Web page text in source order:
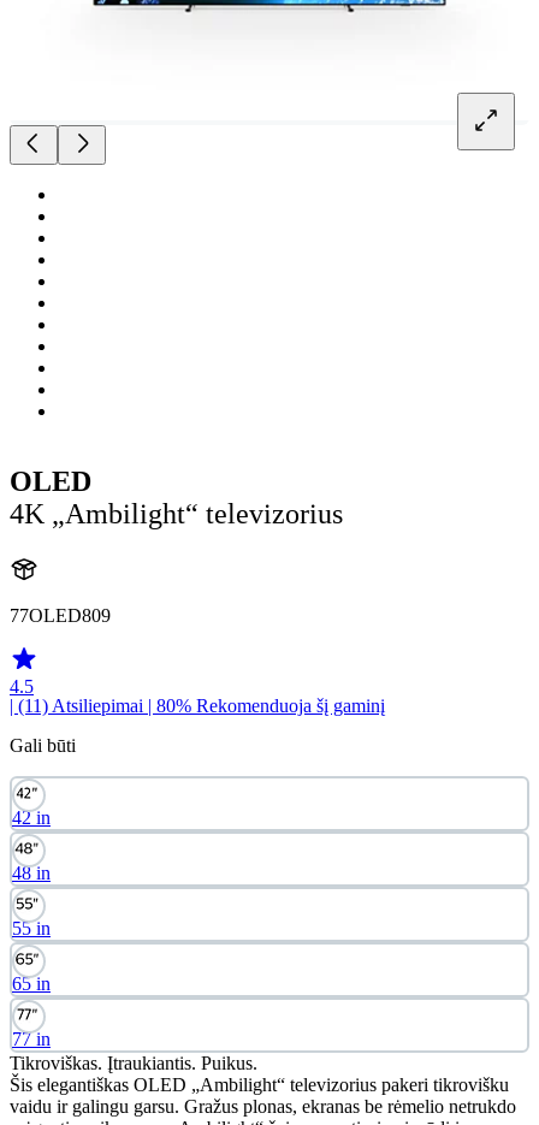
OLED
4K „Ambilight“ televizorius
77OLED809
4.5
| (11) Atsiliepimai | 80% Rekomenduoja šį gaminį
Gali būti
42 in
48 in
55 in
65 in
77 in
Tikroviškas. Įtraukiantis. Puikus.
Šis elegantiškas OLED „Ambilight“ televizorius pakeri tikrovišku
vaidu ir galingu garsu. Gražus plonas, ekranas be rėmelio netrukdo